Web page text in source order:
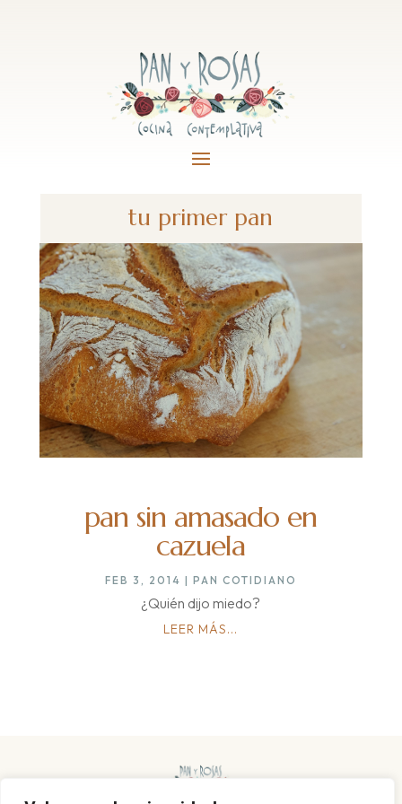
tu primer pan
pan sin amasado en
cazuela
FEB 3, 2014 | PAN COTIDIANO
¿Quién dijo miedo?
LEER MÁS...